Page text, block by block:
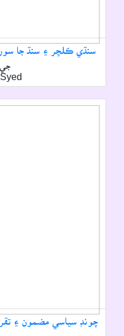
سنڌي ڪلچر ۽ سنڌ جا
چونڊ سياسي مضمون ۽ تقريرون (1943ع کان